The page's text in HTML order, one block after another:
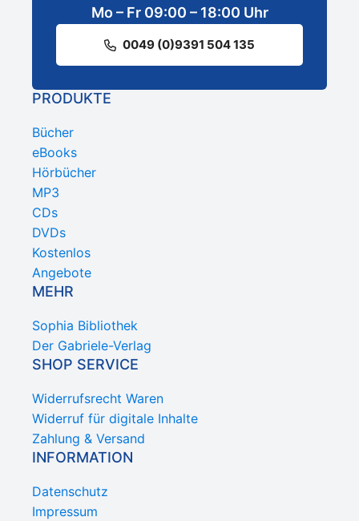
Mo – Fr 09:00 – 18:00 Uhr
0049 (0)9391 504 135
PRODUKTE
Bücher
eBooks
Hörbücher
MP3
CDs
DVDs
Kostenlos
Angebote
MEHR
Sophia Bibliothek
Der Gabriele-Verlag
SHOP SERVICE
Widerrufsrecht Waren
Widerruf für digitale Inhalte
Zahlung & Versand
INFORMATION
Datenschutz
Impressum